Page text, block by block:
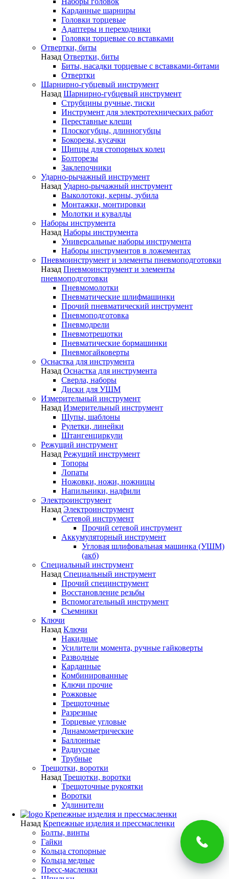
Карданные шарниры
Головки торцевые
Адаптеры и переходники
Головки торцевые со вставками
Отвертки, биты
Назад Отвертки, биты
Биты, насадки торцевые с вставками-битами
Отвертки
Шарнирно-губцевый инструмент
Назад Шарнирно-губцевый инструмент
Струбцины ручные, тиски
Инструмент для электротехнических работ
Переставные клещи
Плоскогубцы, длинногубцы
Бокорезы, кусачки
Щипцы для стопорных колец
Болторезы
Заклепочники
Ударно-рычажный инструмент
Назад Ударно-рычажный инструмент
Выколотоки, керны, зубила
Монтажки, монтировки
Молотки и кувалды
Наборы инструмента
Назад Наборы инструмента
Универсальные наборы инструмента
Наборы инструментов в ложементах
Пневмоинструмент и элементы пневмоподготовки
Назад Пневмоинструмент и элементы
пневмоподготовки
Пневмомолотки
Пневматические шлифмашинки
Прочий пневматический инструмент
Пневмоподготовка
Пневмодрели
Пневмотрещотки
Пневматические бормашинки
Пневмогайковерты
Оснастка для инструмента
Назад Оснастка для инструмента
Сверла, наборы
Диски для УШМ
Измерительный инструмент
Назад Измерительный инструмент
Щупы, шаблоны
Рулетки, линейки
Штангенциркули
Режущий инструмент
Назад Режущий инструмент
Топоры
Лопаты
Ножовки, ножи, ножницы
Напильники, надфили
Электроинструмент
Назад Электроинструмент
Сетевой инструмент
Прочий сетевой инструмент
Аккумуляторный инструмент
Угловая шлифовальная машинка (УШМ)
(акб)
Специальный инструмент
Назад Специальный инструмент
Прочий специнструмент
Восстановление резьбы
Вспомогательный инструмент
Съемники
Ключи
Назад Ключи
Накидные
Усилители момента, ручные гайковерты
Разводные
Карданные
Комбинированные
Ключи прочие
Рожковые
Трещоточные
Разрезные
Торцевые угловые
Динамометрические
Баллонные
Радиусные
Трубные
Трещотки, воротки
Назад Трещотки, воротки
Трещоточные рукоятки
Воротки
Удлинители
Крепежные изделия и прессмасленки
Назад Крепежные изделия и прессмасленки
Болты, винты
Гайки
Кольца стопорные
Кольца медные
Пресс-масленки